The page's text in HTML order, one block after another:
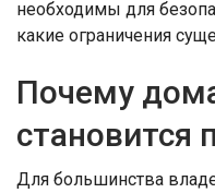
необходимы для
какие ограничения
Почему
становится
Для большинства